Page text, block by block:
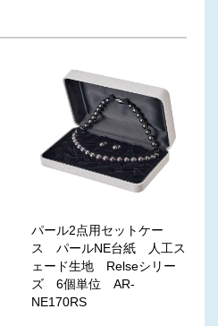
パール2点用セットケー
ス パールNE台紙 人工ス
ェード生地 Relseシリー
ズ 6個単位 AR-
NE170RS